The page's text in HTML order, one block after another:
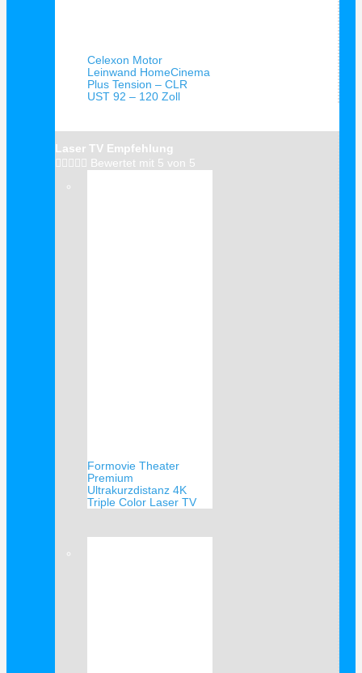
Celexon Motor
Leinwand HomeCinema
Plus Tension – CLR
UST 92 – 120 Zoll
Laser TV Empfehlung
     Bewertet mit 5 von 5
Formovie Theater
Premium
Ultrakurzdistanz 4K
Triple Color Laser TV